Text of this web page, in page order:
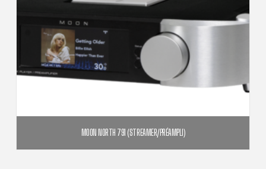
MOON NORTH 791 (STREAMER/PRÉAMPLI)